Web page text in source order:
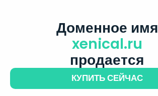
Доменное имя
xenical.ru
продается
КУПИТЬ СЕЙЧАС